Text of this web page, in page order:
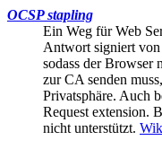
OCSP stapling
Ein Weg fürWeb
Antwort signiert
sodass der Browser
zur CA senden
Privatsphäre. Auch
Request extension.
nicht unterstützt.